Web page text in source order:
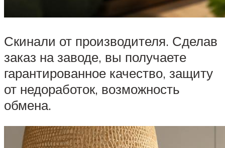
Скинали от производителя. Сделав
заказ на заводе, вы получаете
гарантированное качество, защиту
от недоработок, возможность
обмена.